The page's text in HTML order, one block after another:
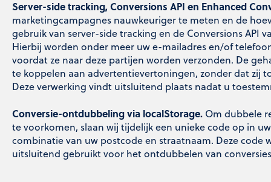
Server-side tracking, Conversions API en Enhanced
marketingcampagnes nauwkeuriger te meten en de
gebruik van server-side tracking en de Conversions API
Hierbij worden onder meer uw e-mailadres en/of
voordat ze naar deze partijen worden verzonden. De
te koppelen aan advertentievertoningen, zonder dat zij
Deze verwerking vindt uitsluitend plaats nadat u
Conversie-ontdubbeling via localStorage. Om dubbele
te voorkomen, slaan wij tijdelijk een unieke code op in
combinatie van uw postcode en straatnaam. Deze
uitsluitend gebruikt voor het ontdubbelen van